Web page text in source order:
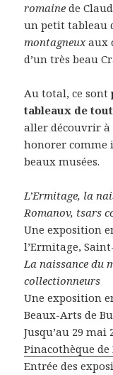
romaine de
un petit tableau
montagneuxaux
d’un très beau
Au total, ce sont
tableaux de
aller découvrir à
honorer comme
beaux musées.
L’Ermitage, la
Romanov, tsars
Une exposition
l’Ermitage,
La naissance du
collectionneurs
Une exposition
Beaux-Arts de
Jusqu’au 29 mai
Pinacothèque de
Entrée des